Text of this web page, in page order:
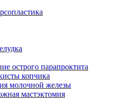
острого парапроктита
копчика
молочной железы
мастэктомия